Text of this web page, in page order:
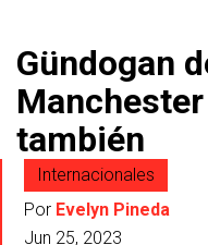
Gündogan
también
Internacionales
Por Evelyn Pineda
Jun 25, 2023